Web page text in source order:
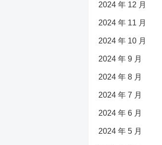
2024 年 12 月
2024 年 11 月
2024 年 10 月
2024 年 9 月
2024 年 8 月
2024 年 7 月
2024 年 6 月
2024 年 5 月